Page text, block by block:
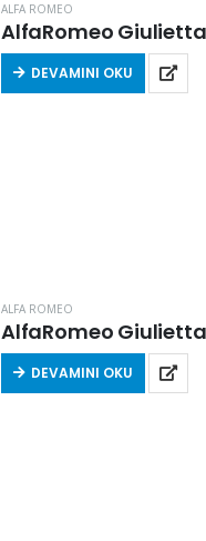
ALFA ROMEO
AlfaRomeo Giulietta
DEVAMINI OKU
ALFA ROMEO
AlfaRomeo Giulietta
DEVAMINI OKU